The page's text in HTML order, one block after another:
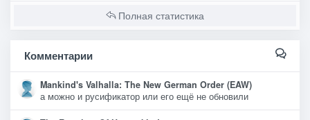
Полная статистика
Комментарии
Mankind's Valhalla: The New German Order (EAW)
а можно и русификатор или его ещё не обновили